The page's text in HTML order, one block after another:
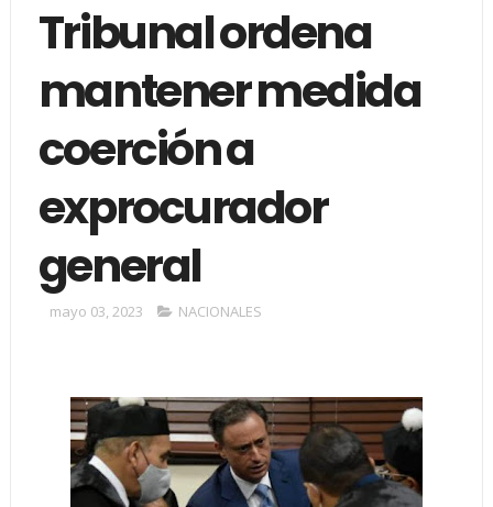
Tribunal ordena
mantener medida
coerción a
exprocurador
general
mayo 03, 2023 NACIONALES